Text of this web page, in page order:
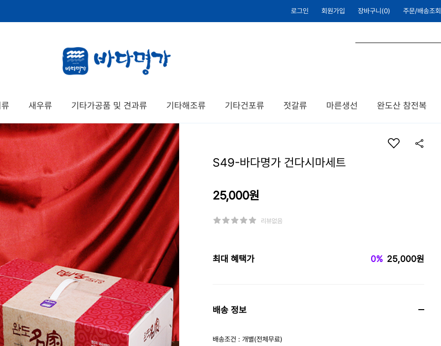
로그인 회원가입 장바구니(0) 주문/배송조회
새우류 기타가공품 및 견과류 기타해조류 기타건포류 젓갈류 마른생선 완도산 참전복
S49-바다명가 건다시마세트
25,000원
리뷰없음
최대 혜택가 0% 25,000원
배송 정보
배송조건 : 개별(전체무료)